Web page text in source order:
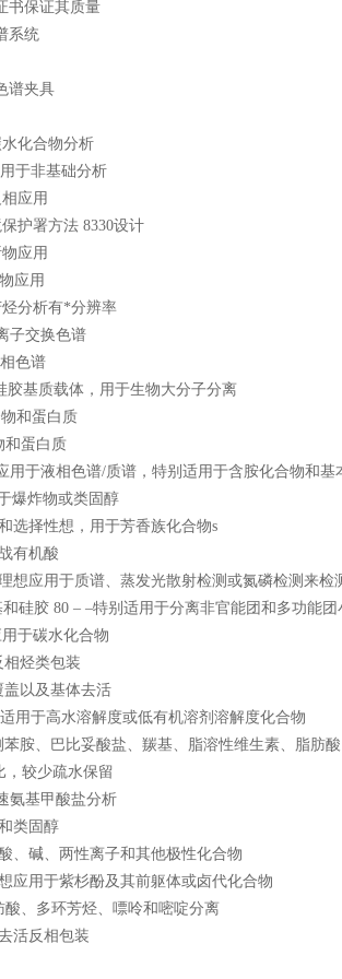
书保证其质量
系统
谱夹具
化合物分析
于非基础分析
应用
护署方法 8330设计
应用
应用
分析有*分辨率
子交换色谱
色谱
胶基质载体，用于生物大分子分离
和蛋白质
和蛋白质
用于液相色谱/质谱，特别适用于含胺化合物和基
爆炸物或类固醇
选择性想，用于芳香族化合物s
有机酸
想应用于质谱、蒸发光散射检测或氮磷检测来
和硅胶 80 – –特别适用于分离非官能团和多功能
于碳水化合物
相烃类包装
盖以及基体去活
适用于高水溶解度或低有机溶剂溶解度化合物
苯胺、巴比妥酸盐、羰基、脂溶性维生素、脂肪
，较少疏水保留
氨基甲酸盐分析
类固醇
、碱、两性离子和其他极性化合物
应用于紫杉酚及其前躯体或卤代化合物
酸、多环芳烃、嘌呤和嘧啶分离
活反相包装